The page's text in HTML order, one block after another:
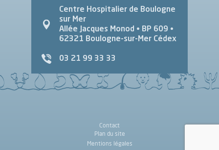
Centre Hospitalier de Boulogne
sur Mer
Allée Jacques Monod • BP 609 •
62321 Boulogne-sur-Mer Cédex
03 21 99 33 33
Contact
Plan du site
Mentions légales